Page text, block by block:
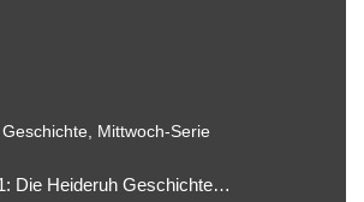
Geschichte Mittwoch-Serie
Die Heideruh Geschichte…